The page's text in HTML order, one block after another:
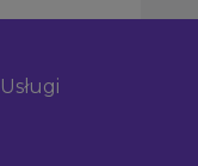
Usługi